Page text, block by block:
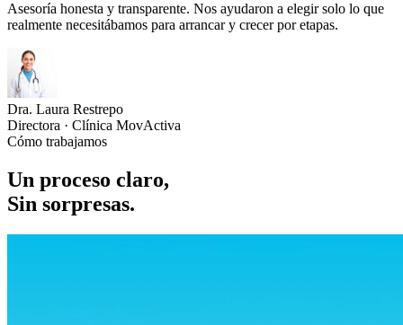
Asesoría honesta y transparente. Nos ayudaron a elegir solo lo que
realmente necesitábamos para arrancar y crecer por etapas.
Dra. Laura Restrepo
Directora · Clínica MovActiva
Cómo trabajamos
Un proceso claro,
Sin sorpresas.